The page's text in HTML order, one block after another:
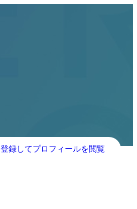
登録してプロフィールを閲覧